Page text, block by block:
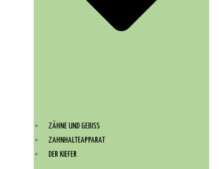
ZÄHNE UND GEBISS
ZAHNHALTEAPPARAT
DER KIEFER